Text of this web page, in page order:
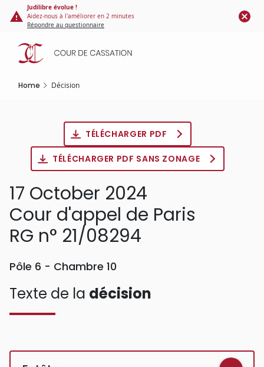
Cookies management panel
content
Judilibre évolue !
Aidez-nous à l'améliorer en 2 minutes
Répondre au questionnaire
Home Décision
TÉLÉCHARGER PDF
TÉLÉCHARGER PDF SANS ZONAGE
17 October 2024
Cour d'appel de Paris
RG n° 21/08294
Pôle 6 - Chambre 10
Texte de la décision